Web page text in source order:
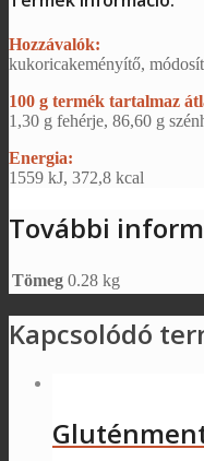
Hozzávalók:
kukoricakeményítő,
100 g termék tartalmaz
1,30 g fehérje, 86,60 g
Energia:
1559 kJ, 372,8 kcal
További
Tömeg 0.28 kg
Kapcsolódó